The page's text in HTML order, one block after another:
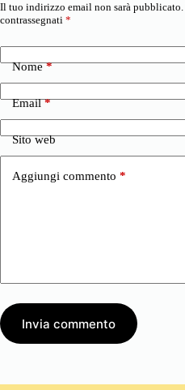
Il tuo indirizzo email non sarà pubblicato.
contrassegnati *
Nome*
Email*
Sito web
Aggiungi commento *
Invia commento